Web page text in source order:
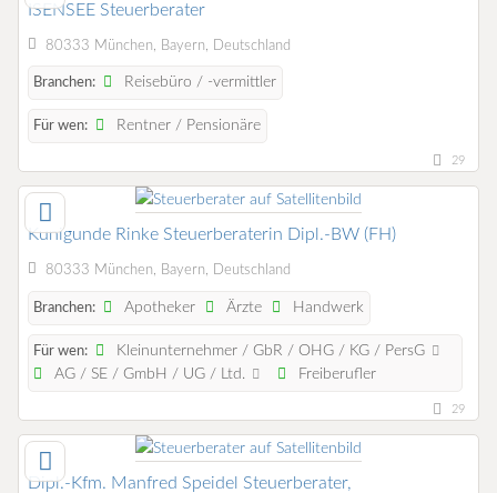
ISENSEE Steuerberater
80333 München, Bayern, Deutschland
Branchen: Reisebüro / -vermittler
Für wen: Rentner / Pensionäre
29
Kunigunde Rinke Steuerberaterin Dipl.-BW (FH)
80333 München, Bayern, Deutschland
Branchen: Apotheker Ärzte Handwerk
Für wen:
Kleinunternehmer / GbR / OHG / KG / PersG
AG / SE / GmbH / UG / Ltd.
Freiberufler
29
Dipl.-Kfm. Manfred Speidel Steuerberater,